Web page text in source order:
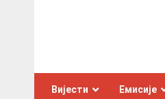
Вијести Емисије